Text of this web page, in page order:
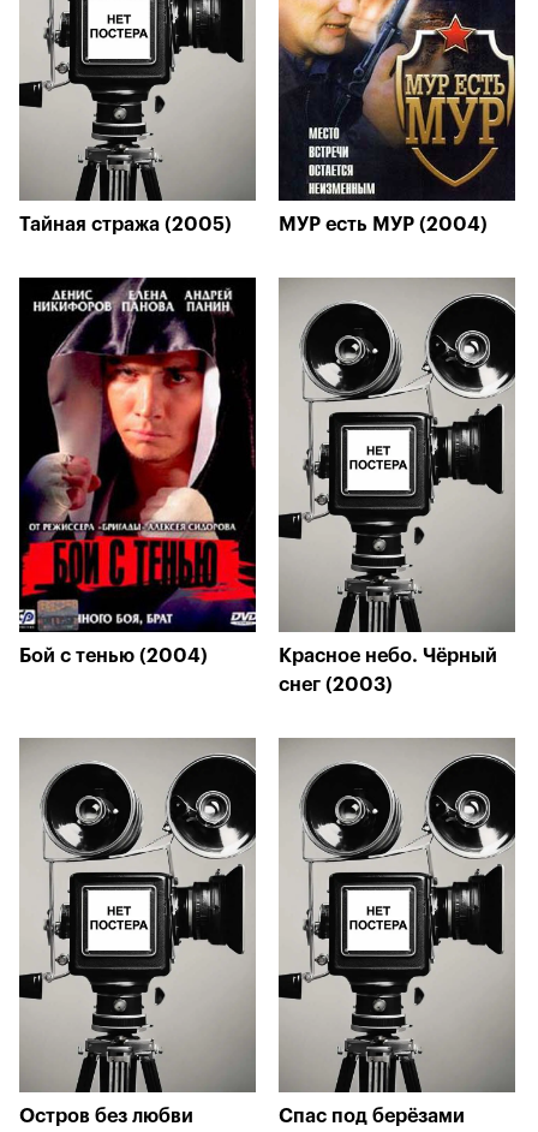
Тайная стража (2005) МУР есть МУР (2004)
Бой с тенью (2004)
Красное небо. Чёрный
снег (2003)
Остров без любви Спас под берёзами